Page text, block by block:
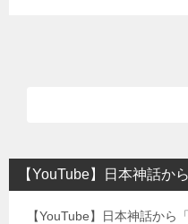
【YouTube】日本神話か
【YouTube】日本神話から